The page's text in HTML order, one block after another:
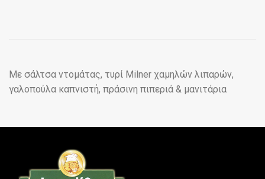
Με σάλτσα ντομάτας, τυρί Milner χαμηλών λιπαρών,
γαλοπούλα καπνιστή, πράσινη πιπεριά & μανιτάρια